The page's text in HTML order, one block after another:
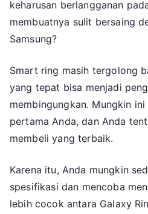
keharusan berlangganan
membuatnya sulit bersaing
Samsung?
Smart ring masih tergolong
yang tepat bisa menjadi
membingungkan. Mungkin
pertama Anda, dan Anda
membeli yang terbaik.
Karena itu, Anda mungkin
spesifikasi dan mencoba
lebih cocok antara Galaxy